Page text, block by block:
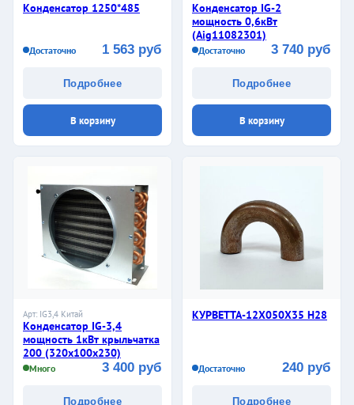
Конденсатор 1250*485
Достаточно 1 563 руб
Подробнее
В корзину
Конденсатор IG-2
мощность 0,6кВт
(Aig11082301)
Достаточно 3 740 руб
Подробнее
В корзину
Арт: IG3,4 Китай
Конденсатор IG-3,4
мощность 1кВт крыльчатка
200 (320х100х230)
Много 3 400 руб
Подробнее
КУРВЕТТА-12Х050Х35 Н28
Достаточно 240 руб
Подробнее